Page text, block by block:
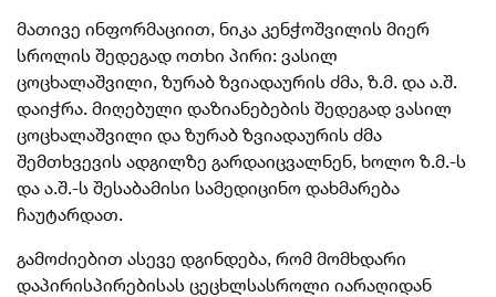
მათივე ინფორმაციით, ნიკა კენჭოშვილის მიერ
სროლის შედეგად ოთხი პირი: ვასილ
ცოცხალაშვილი, ზურაბ ზვიადაურის ძმა, ზ.მ. და ა.შ.
დაიჭრა. მიღებული დაზიანებების შედეგად ვასილ
ცოცხალაშვილი და ზურაბ ზვიადაურის ძმა
შემთხვევის ადგილზე გარდაიცვალნენ, ხოლო ზ.მ.-ს
და ა.შ.-ს შესაბამისი სამედიცინო დახმარება
ჩაუტარდათ.
გამოძიებით ასევე დგინდება, რომ მომხდარი
დაპირისპირებისას ცეცხლსასროლი იარაღიდან